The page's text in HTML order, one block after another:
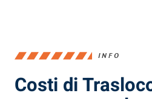
INFO
Costi di